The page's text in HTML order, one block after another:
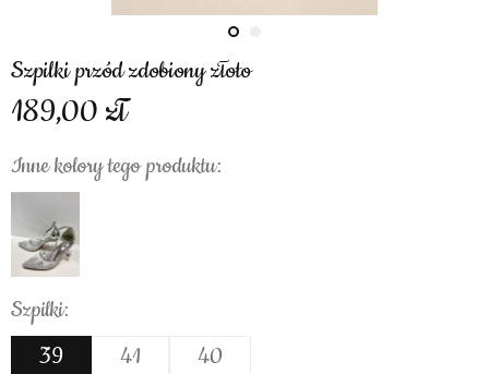
Szpilki przód zdobiony złoto
189,00
Inne kolory tego produktu:
Szpilki:
39 41 40